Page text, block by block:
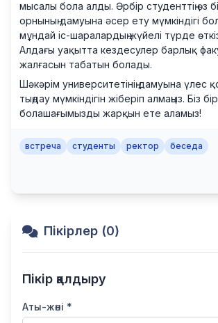
мысалы бола алды. Әрбір студенттің өз
орнының дамуына әсер ету мүмкіндігі
мұндай іс-шаралардың жүйелі түрде
Алдағы уақытта кездесулер барлық
жалғасын табатын болады.
Шәкәрім университетінің дамуына үлес
тыңдау мүмкіндігін жіберіп алмаңыз. Біз
болашағымызды жарқын ете аламыз!
встреча студенты ректор беседа
Пікірлер (0)
Пікір қалдыру
Аты-жөні *